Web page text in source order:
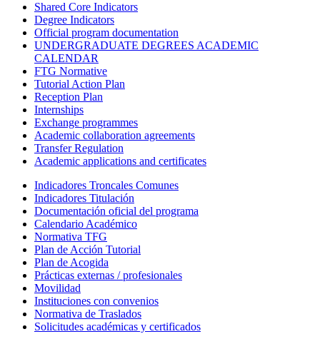
Shared Core Indicators
Degree Indicators
Official program documentation
UNDERGRADUATE DEGREES ACADEMIC
CALENDAR
FTG Normative
Tutorial Action Plan
Reception Plan
Internships
Exchange programmes
Academic collaboration agreements
Transfer Regulation
Academic applications and certificates
Indicadores Troncales Comunes
Indicadores Titulación
Documentación oficial del programa
Calendario Académico
Normativa TFG
Plan de Acción Tutorial
Plan de Acogida
Prácticas externas / profesionales
Movilidad
Instituciones con convenios
Normativa de Traslados
Solicitudes académicas y certificados